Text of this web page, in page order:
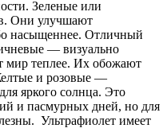
Зеленые или
Они улучшают
насыщеннее. Отличный
— визуально
мир теплее. Их обожают
и розовые —
яркого солнца. Это
и пасмурных дней, но для
Ультрафиолет имеет